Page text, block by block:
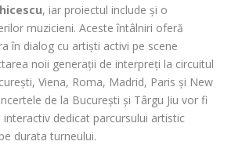
, iar proiectul include și o
muzicieni. Aceste întâlniri oferă
în dialog cu artiști activi pe scene
noii generații de interpreți la circuitul
Viena, Roma, Madrid, Paris și New
de la București și Târgu Jiu vor fi
dedicat parcursului artistic
durata turneului.